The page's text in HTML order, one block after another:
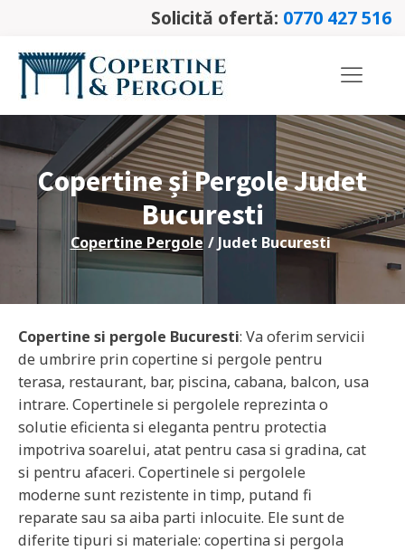
Solicită ofertă: 0770 427 516
Copertine și Pergole Judet
Bucuresti
Copertine Pergole / Judet Bucuresti
Copertine si pergole Bucuresti: Va oferim servicii
de umbrire prin copertine si pergole pentru
terasa, restaurant, bar, piscina, cabana, balcon, usa
intrare. Copertinele si pergolele reprezinta o
solutie eficienta si eleganta pentru protectia
impotriva soarelui, atat pentru casa si gradina, cat
si pentru afaceri. Copertinele si pergolele
moderne sunt rezistente in timp, putand fi
reparate sau sa aiba parti inlocuite. Ele sunt de
diferite tipuri si materiale: copertina si pergola